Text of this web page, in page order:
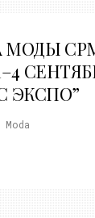
ЭКСПО”
Moda